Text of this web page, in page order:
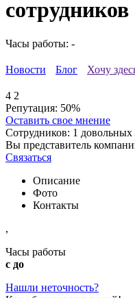
сотрудников
Часы работы: -
Новости Блог Хочу
4 2
Репутация: 50%
Оставить свое мнение
Сотрудников: 1 довольных
Вы представитель
Связаться
Описание
Фото
Контакты
,
Часы работы
с до
Нашли неточность?